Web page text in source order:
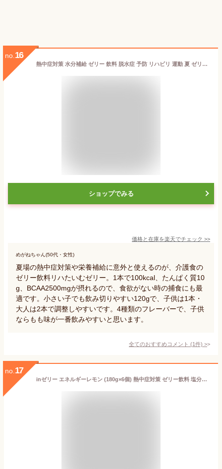
no. 16
熱中症対策 水分補給 ゼリー 飲料 脱水症 予防 リハビリ 運動 夏 ゼリー 森永 クリニコ リハたいむゼリー もも味 / 120g [軽減税率]【返品不可】
ショップでみる
価格と在庫を楽天でチェック >>
めがねちゃん(50代・女性)
夏場の熱中症対策や栄養補給に意外と使えるのが、介護食の
ゼリー飲料リハたいむゼリー。1本で100kcal、たんぱく質10
g、BCAA2500mgが摂れるので、食欲がない時の捕食にも最
適です。小さい子でも飲み切りやすい120gで、子供は1本・
大人は2本で調整しやすいです。4種類のフレーバーで、子供
ならもも味が一番飲みやすいと思います。
全てのおすすめコメント (1件) >
no. 17
inゼリー エネルギーレモン (180g×6個) 熱中症対策 ゼリー飲料 塩分補給 クエン酸 10秒チャージ 森永製菓